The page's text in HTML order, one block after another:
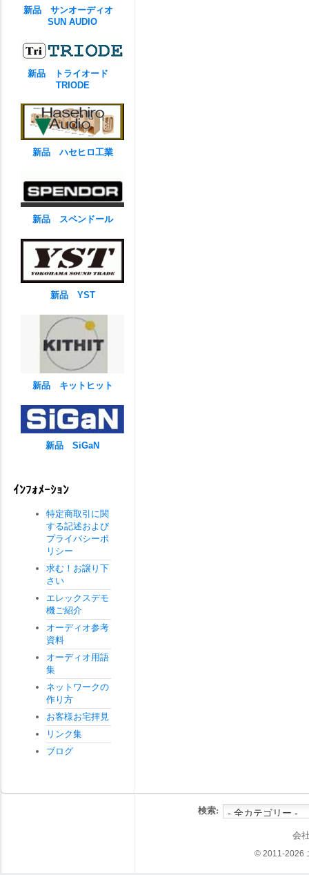
新品 サンオーディオ
SUN AUDIO
新品 トライオード
TRIODE
新品 ハセヒロ工業
新品 スペンドール
新品 YST
新品 キットヒット
新品 SiGaN
ｲﾝﾌｫﾒｰｼｮﾝ
特定商取引に関
する記述および
プライバシーポ
リシー
求む！お譲り下
さい
エレックスデモ
機ご紹介
オーディオ参考
資料
オーディオ用語
集
ネットワークの
作り方
お客様お宅拝見
リンク集
ブログ
検索:
会
© 2011-2026